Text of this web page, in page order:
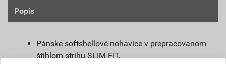
Popis
Pánske softshellové nohavice v prepracovanom
štíhlom strihu SLIM FIT,